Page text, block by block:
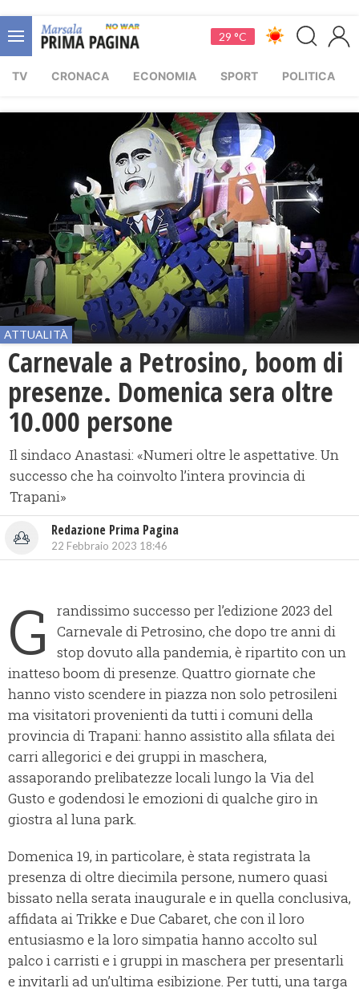
29 °C
TV CRONACA ECONOMIA SPORT POLITICA
ATTUALITÀ
​Carnevale a Petrosino, boom di
presenze. Domenica sera oltre
10.000 persone
Il sindaco Anastasi: «Numeri oltre le aspettative. Un
successo che ha coinvolto l’intera provincia di
Trapani»
Redazione Prima Pagina
22 Febbraio 2023 18:46
G
randissimo successo per l’edizione 2023 del
Carnevale di Petrosino, che dopo tre anni di
stop dovuto alla pandemia, è ripartito con un
inatteso boom di presenze. Quattro giornate che
hanno visto scendere in piazza non solo petrosileni
ma visitatori provenienti da tutti i comuni della
provincia di Trapani: hanno assistito alla sfilata dei
carri allegorici e dei gruppi in maschera,
assaporando prelibatezze locali lungo la Via del
Gusto e godendosi le emozioni di qualche giro in
giostra al luna park.
Domenica 19, in particolare, è stata registrata la
presenza di oltre diecimila persone, numero quasi
bissato nella serata inaugurale e in quella conclusiva,
affidata ai Trikke e Due Cabaret, che con il loro
entusiasmo e la loro simpatia hanno accolto sul
palco i carristi e i gruppi in maschera per presentarli
e invitarli ad un’ultima esibizione. Per tutti, una targa